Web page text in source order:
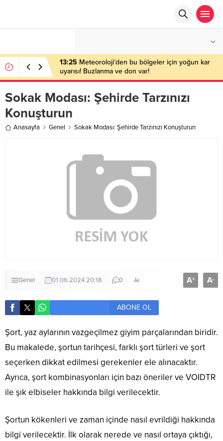
13:25 Meteoroloji’den bu bölgeler için yoğun kar
uyarısı! Buzlanma ve don var!
Sokak Modası: Şehirde Tarzınızı
Konuşturun
Anasayfa Genel Sokak Modası: Şehirde Tarzınızı Konuşturun
Genel 01.06.2024 20:18 0 A+ A-
ABONE OL
Şort, yaz aylarının vazgeçilmez giyim parçalarından biridir.
Bu makalede, şortun tarihçesi, farklı şort türleri ve şort
seçerken dikkat edilmesi gerekenler ele alınacaktır.
Ayrıca, şort kombinasyonları için bazı öneriler ve VOIDTR
ile şık elbiseler hakkında bilgi verilecektir.
Şortun kökenleri ve zaman içinde nasıl evrildiği hakkında
bilgi verilecektir. İlk olarak nerede ve nasıl ortaya çıktığı,